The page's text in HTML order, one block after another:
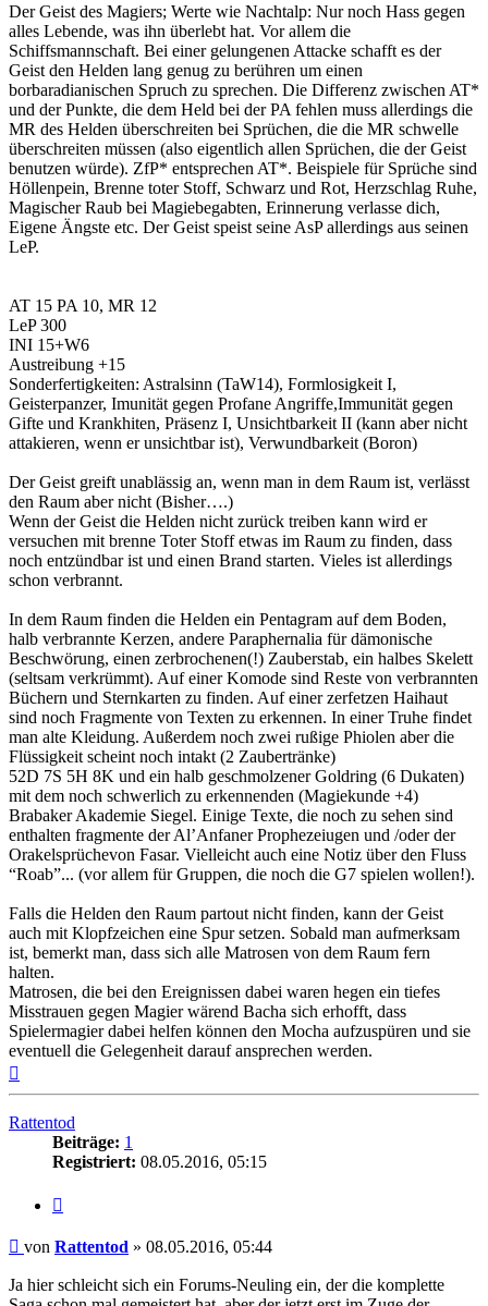
Der Geist des Magiers; Werte wie Nachtalp: Nur noch Hass gegen
alles Lebende, was ihn überlebt hat. Vor allem die
Schiffsmannschaft. Bei einer gelungenen Attacke schafft es der
Geist den Helden lang genug zu berühren um einen
borbaradianischen Spruch zu sprechen. Die Differenz zwischen AT*
und der Punkte, die dem Held bei der PA fehlen muss allerdings die
MR des Helden überschreiten bei Sprüchen, die die MR schwelle
überschreiten müssen (also eigentlich allen Sprüchen, die der Geist
benutzen würde). ZfP* entsprechen AT*. Beispiele für Sprüche sind
Höllenpein, Brenne toter Stoff, Schwarz und Rot, Herzschlag Ruhe,
Magischer Raub bei Magiebegabten, Erinnerung verlasse dich,
Eigene Ängste etc. Der Geist speist seine AsP allerdings aus seinen
LeP.
AT 15 PA 10, MR 12
LeP 300
INI 15+W6
Austreibung +15
Sonderfertigkeiten: Astralsinn (TaW14), Formlosigkeit I,
Geisterpanzer, Imunität gegen Profane Angriffe,Immunität gegen
Gifte und Krankhiten, Präsenz I, Unsichtbarkeit II (kann aber nicht
attakieren, wenn er unsichtbar ist), Verwundbarkeit (Boron)
Der Geist greift unablässig an, wenn man in dem Raum ist, verlässt
den Raum aber nicht (Bisher….)
Wenn der Geist die Helden nicht zurück treiben kann wird er
versuchen mit brenne Toter Stoff etwas im Raum zu finden, dass
noch entzündbar ist und einen Brand starten. Vieles ist allerdings
schon verbrannt.
In dem Raum finden die Helden ein Pentagram auf dem Boden,
halb verbrannte Kerzen, andere Paraphernalia für dämonische
Beschwörung, einen zerbrochenen(!) Zauberstab, ein halbes Skelett
(seltsam verkrümmt). Auf einer Komode sind Reste von verbrannten
Büchern und Sternkarten zu finden. Auf einer zerfetzen Haihaut
sind noch Fragmente von Texten zu erkennen. In einer Truhe findet
man alte Kleidung. Außerdem noch zwei rußige Phiolen aber die
Flüssigkeit scheint noch intakt (2 Zaubertränke)
52D 7S 5H 8K und ein halb geschmolzener Goldring (6 Dukaten)
mit dem noch schwerlich zu erkennenden (Magiekunde +4)
Brabaker Akademie Siegel. Einige Texte, die noch zu sehen sind
enthalten fragmente der Al’Anfaner Prophezeiugen und /oder der
Orakelsprüchevon Fasar. Vielleicht auch eine Notiz über den Fluss
“Roab”... (vor allem für Gruppen, die noch die G7 spielen wollen!).
Falls die Helden den Raum partout nicht finden, kann der Geist
auch mit Klopfzeichen eine Spur setzen. Sobald man aufmerksam
ist, bemerkt man, dass sich alle Matrosen von dem Raum fern
halten.
Matrosen, die bei den Ereignissen dabei waren hegen ein tiefes
Misstrauen gegen Magier wärend Bacha sich erhofft, dass
Spielermagier dabei helfen können den Mocha aufzuspüren und sie
eventuell die Gelegenheit darauf ansprechen werden.
Rattentod
Beiträge: 1
Registriert: 08.05.2016, 05:15
Beitrag
von Rattentod » 08.05.2016, 05:44
Ja hier schleicht sich ein Forums-Neuling ein, der die komplette